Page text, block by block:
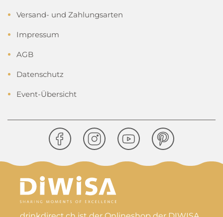
Versand- und Zahlungsarten
Impressum
AGB
Datenschutz
Event-Übersicht